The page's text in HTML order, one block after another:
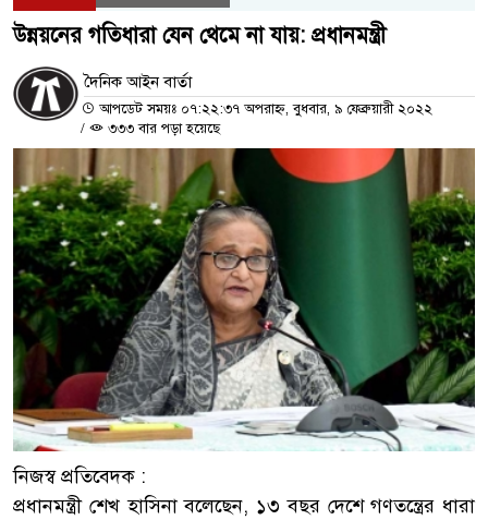
উন্নয়নের গতিধারা যেন থেমে না যায়: প্রধানমন্ত্রী
দৈনিক আইন বার্তা
আপডেট সময়ঃ ০৭:২২:৩৭ অপরাহ্ন, বুধবার, ৯ ফেব্রুয়ারী ২০২২
/
৩৩৩ বার পড়া হয়েছে
নিজস্ব প্রতিবেদক :
প্রধানমন্ত্রী শেখ হাসিনা বলেছেন, ১৩ বছর দেশে গণতন্ত্রের ধারা